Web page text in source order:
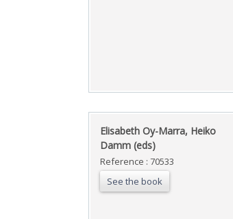
‎Elisabeth Oy-Marra, Heiko
Damm (eds)‎
Reference : 70533
See the book